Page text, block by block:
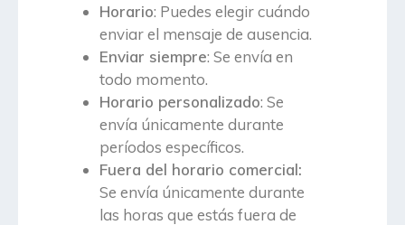
Horario: Puedes elegir cuándo
enviar el mensaje de ausencia.
Enviar siempre: Se envía en
todo momento.
Horario personalizado: Se
envía únicamente durante
períodos específicos.
Fuera del horario comercial:
Se envía únicamente durante
las horas que estás fuera de